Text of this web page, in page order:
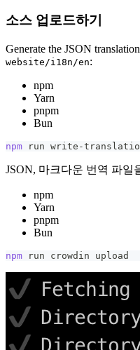
소스 업로드하기
Generate the JSON
website/i18n/en:
npm
Yarn
pnpm
Bun
npm run write-
JSON, 마크다운 번역 파일
npm
Yarn
pnpm
Bun
npm run crowdin upload